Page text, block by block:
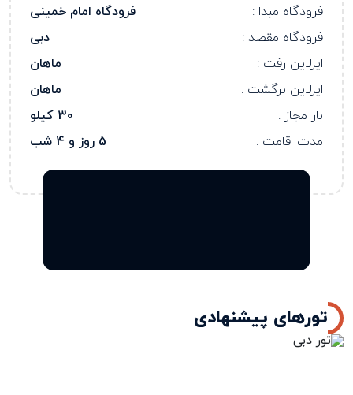
فرودگاه مبدا :
فرودگاه امام خمینی
فرودگاه مقصد :
دبی
ایرلاین رفت :
ماهان
ایرلاین برگشت :
ماهان
بار مجاز :
30 کیلو
مدت اقامت :
5 روز و 4 شب
تورهای پیشنهادی